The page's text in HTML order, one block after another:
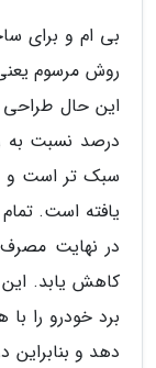
روش مرسوم
درصد نسبت به
یافته است.
کاهش یابد.
برد خودرو را با
دهد و بنابراین